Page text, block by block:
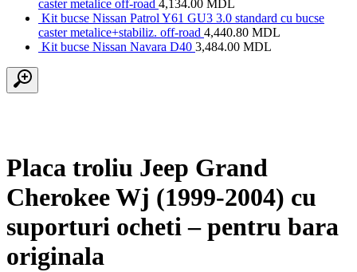
caster metalice off-road 4,134.00 MDL
Kit bucse Nissan Patrol Y61 GU3 3.0 standard cu bucse
caster metalice+stabiliz. off-road 4,440.80 MDL
Kit bucse Nissan Navara D40 3,484.00 MDL
Placa troliu Jeep Grand
Cherokee Wj (1999-2004) cu
suporturi ocheti – pentru bara
originala